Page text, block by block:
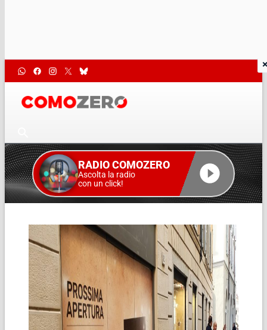
RADIO COMOZERO
Ascolta la radio
con un click!